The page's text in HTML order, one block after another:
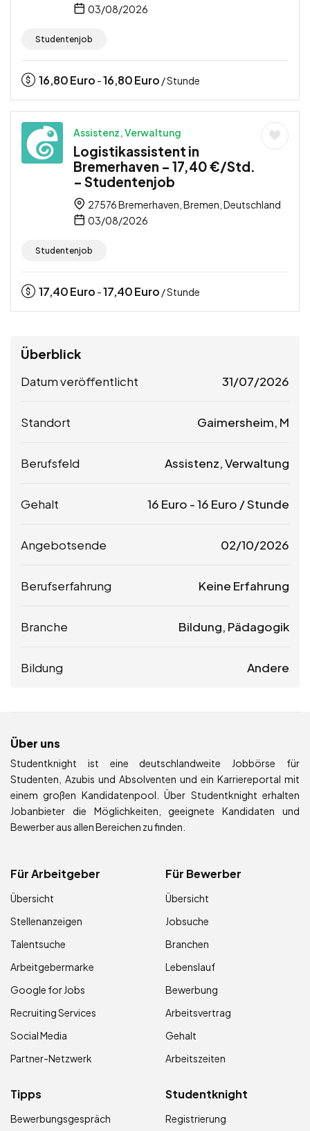
03/08/2026
Studentenjob
16,80Euro -16,80Euro / Stunde
Assistenz, Verwaltung
Logistikassistent in
Bremerhaven – 17,40 €/Std.
– Studentenjob
27576 Bremerhaven, Bremen, Deutschland
03/08/2026
Studentenjob
17,40Euro -17,40Euro / Stunde
Überblick
Datum veröffentlicht 31/07/2026
Standort Gaimersheim, M
Berufsfeld Assistenz, Verwaltung
Gehalt 16 Euro -16 Euro / Stunde
Angebotsende 02/10/2026
Berufserfahrung Keine Erfahrung
Branche Bildung, Pädagogik
Bildung Andere
Über uns
Studentknight ist eine deutschlandweite Jobbörse für
Studenten, Azubis und Absolventen und ein Karriereportal mit
einem großen Kandidatenpool. Über Studentknight erhalten
Jobanbieter die Möglichkeiten, geeignete Kandidaten und
Bewerber aus allen Bereichen zu finden.
Für Arbeitgeber
Übersicht
Stellenanzeigen
Talentsuche
Arbeitgebermarke
Google for Jobs
Recruiting Services
Social Media
Partner-Netzwerk
Für Bewerber
Übersicht
Jobsuche
Branchen
Lebenslauf
Bewerbung
Arbeitsvertrag
Gehalt
Arbeitszeiten
Tipps
Bewerbungsgespräch
Studentknight
Registrierung